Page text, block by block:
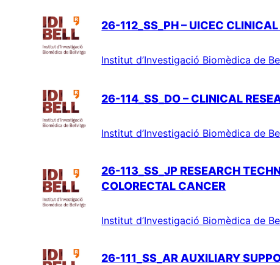
26-112_SS_PH – UICEC
Institut d’Investigació Biomèdica de
26-114_SS_DO – CLINICAL
Institut d’Investigació Biomèdica de
26-113_SS_JP RESEARCH
COLORECTAL CANCER
Institut d’Investigació Biomèdica de
26-111_SS_AR AUXILIARY